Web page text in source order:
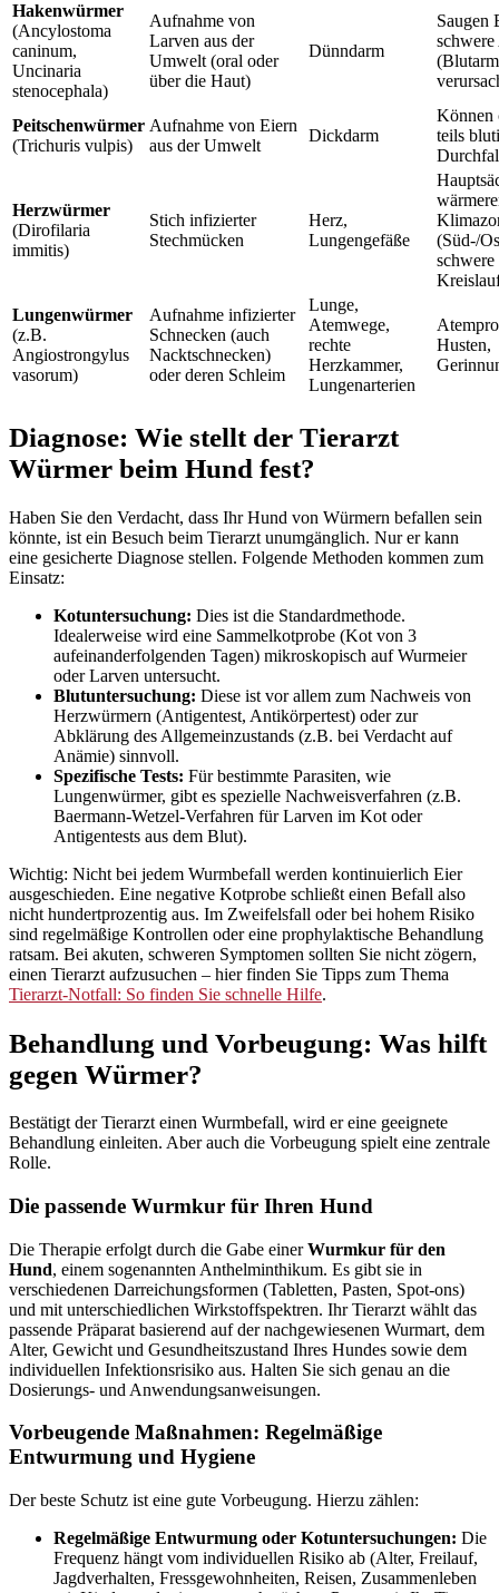
Hakenwürmer
(Ancylostoma
caninum,
Uncinaria
stenocephala)
Aufnahme von
Larven aus der
Umwelt (oral oder
über die Haut)
Dünndarm
Saugen
Peitschenwürmer
(Trichuris vulpis)
Aufnahme von Eiern
aus der Umwelt
Dickdarm
Können
teils
Herzwürmer
(Dirofilaria
immitis)
Stich infizierter
Stechmücken
Herz,
Lungengefäße
(Süd-/
Lungenwürmer
(z.B.
Angiostrongylus
vasorum)
Aufnahme infizierter
Schnecken (auch
Nacktschnecken)
oder deren Schleim
Lunge,
Atemwege,
rechte
Herzkammer,
Lungenarterien
Husten,
Diagnose: Wie stellt der Tierarzt
Würmer beim Hund fest?
Haben Sie den Verdacht, dass Ihr Hund von Würmern befallen sein
könnte, ist ein Besuch beim Tierarzt unumgänglich. Nur er kann
eine gesicherte Diagnose stellen. Folgende Methoden kommen zum
Einsatz:
Kotuntersuchung: Dies ist die Standardmethode.
Idealerweise wird eine Sammelkotprobe (Kot von 3
aufeinanderfolgenden Tagen) mikroskopisch auf Wurmeier
oder Larven untersucht.
Blutuntersuchung: Diese ist vor allem zum Nachweis von
Herzwürmern (Antigentest, Antikörpertest) oder zur
Abklärung des Allgemeinzustands (z.B. bei Verdacht auf
Anämie) sinnvoll.
Spezifische Tests: Für bestimmte Parasiten, wie
Lungenwürmer, gibt es spezielle Nachweisverfahren (z.B.
Baermann-Wetzel-Verfahren für Larven im Kot oder
Antigentests aus dem Blut).
Wichtig: Nicht bei jedem Wurmbefall werden kontinuierlich Eier
ausgeschieden. Eine negative Kotprobe schließt einen Befall also
nicht hundertprozentig aus. Im Zweifelsfall oder bei hohem Risiko
sind regelmäßige Kontrollen oder eine prophylaktische Behandlung
ratsam. Bei akuten, schweren Symptomen sollten Sie nicht zögern,
einen Tierarzt aufzusuchen – hier finden Sie Tipps zum Thema
Tierarzt-Notfall: So finden Sie schnelle Hilfe.
Behandlung und Vorbeugung: Was hilft
gegen Würmer?
Bestätigt der Tierarzt einen Wurmbefall, wird er eine geeignete
Behandlung einleiten. Aber auch die Vorbeugung spielt eine zentrale
Rolle.
Die passende Wurmkur für Ihren Hund
Die Therapie erfolgt durch die Gabe einerWurmkur für den
Hund, einem sogenannten Anthelminthikum. Es gibt sie in
verschiedenen Darreichungsformen (Tabletten, Pasten, Spot-ons)
und mit unterschiedlichen Wirkstoffspektren. Ihr Tierarzt wählt das
passende Präparat basierend auf der nachgewiesenen Wurmart, dem
Alter, Gewicht und Gesundheitszustand Ihres Hundes sowie dem
individuellen Infektionsrisiko aus. Halten Sie sich genau an die
Dosierungs- und Anwendungsanweisungen.
Vorbeugende Maßnahmen: Regelmäßige
Entwurmung und Hygiene
Der beste Schutz ist eine gute Vorbeugung. Hierzu zählen:
Regelmäßige Entwurmung oder Kotuntersuchungen: Die
Frequenz hängt vom individuellen Risiko ab (Alter, Freilauf,
Jagdverhalten, Fressgewohnheiten, Reisen, Zusammenleben